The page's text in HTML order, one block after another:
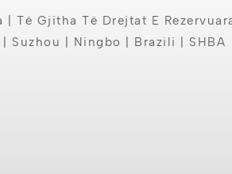
| Të Gjitha Të Drejtat E
Suzhou | Ningbo | Brazili | SHBA